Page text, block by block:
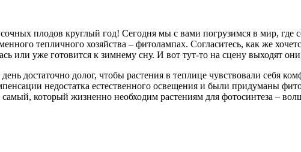
плодов круглый год! Сегодня мы с вами погрузимся в мир, где
тепличного хозяйства – фитолампах. Согласитесь, как же
или уже готовится к зимнему сну. И вот тут-то на сцену выходят
достаточно долог, чтобы растения в теплице чувствовали себя
недостатка естественного освещения и были придуманы
который жизненно необходим растениям для фотосинтеза –